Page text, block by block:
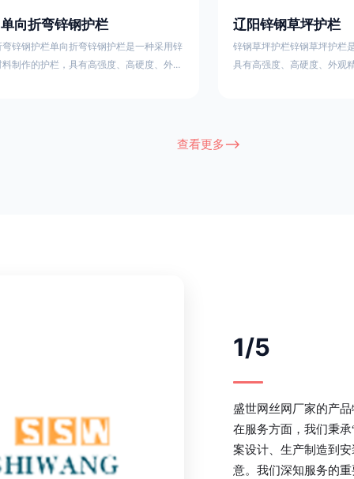
向折弯锌钢护栏
弯锌钢护栏单向折弯锌钢护栏是一种采用锌
料制作的护栏，具有高强度、高硬度、外观
加上防盗垫圈，这样能够避免护栏被人轻易
辽阳锌钢草坪护栏
锌钢草坪护栏锌钢草坪护栏
具有高强度、高硬度、外观
查看更多-->
1/5
盛世网丝网厂家的产
在服务方面，我们秉
案设计、生产制造到
意。我们深知服务的